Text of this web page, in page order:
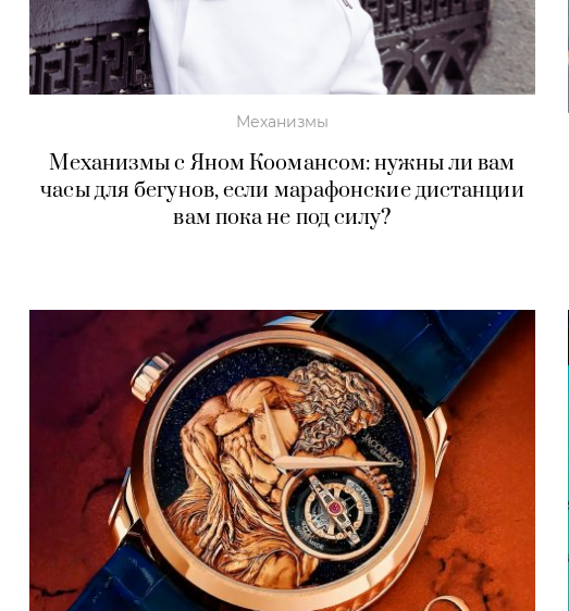
Механизмы
Механизмы с Яном Коомансом: нужны ли вам
часы для бегунов, если марафонские дистанции
вам пока не под силу?